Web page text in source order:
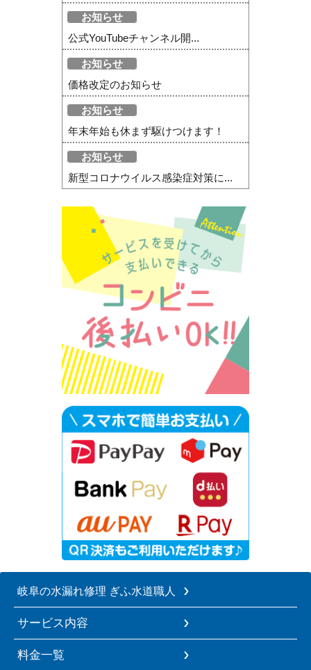
お知らせ
公式YouTubeチャンネル開...
お知らせ
価格改定のお知らせ
お知らせ
年末年始も休まず駆けつけます！
お知らせ
新型コロナウイルス感染症対策に...
岐阜の水漏れ修理 ぎふ水道職人
サービス内容
料金一覧